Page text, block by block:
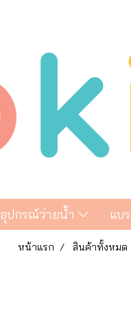
อุปกรณ์ว่ายน้ำ แบ
หน้าแรก สินค้าทั้งหมด